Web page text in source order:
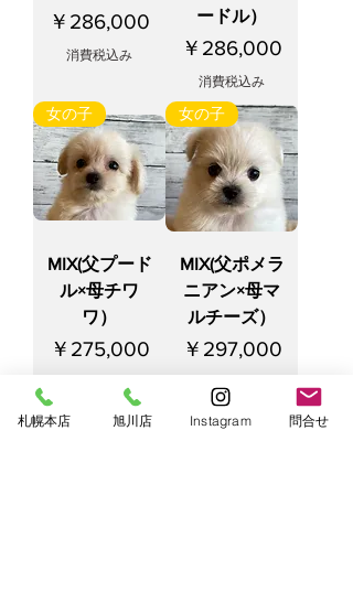
価格
￥286,000
消費税込み
ードル）
価格
￥286,000
消費税込み
女の子
MIX(父プード
ル×母チワ
ワ）
価格
￥275,000
女の子
MIX(父ポメラ
ニアン×母マ
ルチーズ）
価格
￥297,000
男の子 男の子
札幌本店 旭川店 Instagram 問合せ